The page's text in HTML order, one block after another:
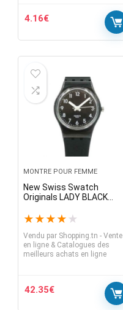
4.16€
MONTRE POUR FEMME
New Swiss Swatch
Originals LADY BLACK
Watch 25mm LB170E
★ ★ ★ ★ ★
Vendu parShopping.tn - Vente
en ligne & Catalogues des
meilleurs achats en ligne
42.35€